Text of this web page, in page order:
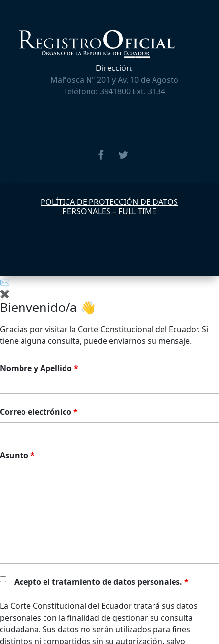
Dirección:
Mañosca Nº 201 y Av. 10 de Agosto
Teléfono: 3941800 Ext. 3134
POLÍTICA DE PROTECCIÓN DE DATOS
PERSONALES – FULL TIME
✉
✖
Bienvenido/a 👋
Gracias por visitar la Corte Constitucional del Ecuador. Si
tiene alguna consulta, puede enviarnos su mensaje.
Nombre y Apellido*
Correo electrónico*
Asunto*
Acepto el tratamiento de datos personales. *
La Corte Constitucional del Ecuador tratará sus datos
personales con la finalidad de gestionar su consulta
ciudadana. Sus datos no serán utilizados para fines
distintos ni compartidos sin su autorización, salvo